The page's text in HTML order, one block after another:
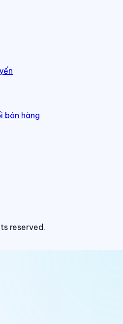
bán hàng
reserved.